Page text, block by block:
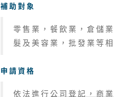
補助對象
零售業，餐飲業，倉儲
髮及美容業，批發業等
申請資格
依法進行 公司登記，商